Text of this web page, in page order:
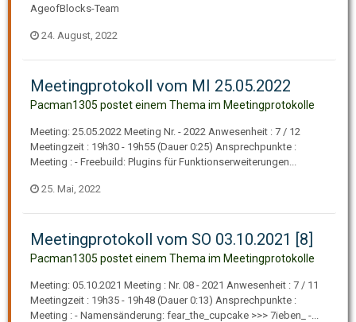
AgeofBlocks-Team
24. August, 2022
Meetingprotokoll vom MI 25.05.2022
Pacman1305 postet einem Thema im Meetingprotokolle
Meeting: 25.05.2022 Meeting Nr. - 2022 Anwesenheit : 7 / 12
Meetingzeit : 19h30 - 19h55 (Dauer 0:25) Ansprechpunkte :
Meeting : - Freebuild: Plugins für Funktionserweiterungen...
25. Mai, 2022
Meetingprotokoll vom SO 03.10.2021 [8]
Pacman1305 postet einem Thema im Meetingprotokolle
Meeting: 05.10.2021 Meeting : Nr. 08 - 2021 Anwesenheit : 7 / 11
Meetingzeit : 19h35 - 19h48 (Dauer 0:13) Ansprechpunkte :
Meeting : - Namensänderung: fear_the_cupcake >>> 7ieben_ -...